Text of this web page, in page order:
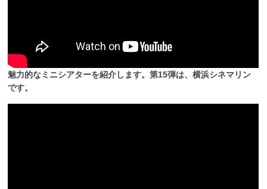
魅力的なミニシアターを紹介します。第15弾は、横浜シネマリン
です。